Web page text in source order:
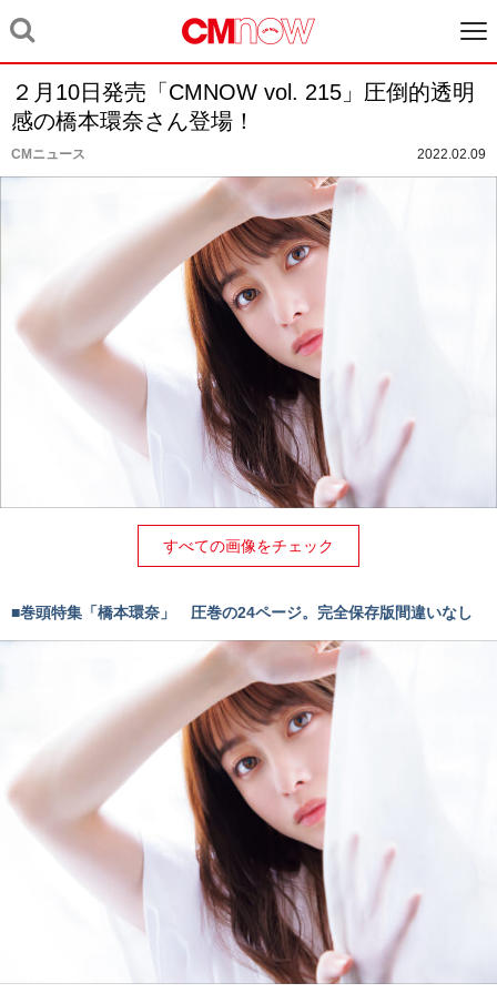
２月10日発売「CMNOW vol. 215」圧倒的透明
感の橋本環奈さん登場！
CMニュース 2022.02.09
すべての画像をチェック
■巻頭特集「橋本環奈」 圧巻の24ページ。完全保存版間違いなし